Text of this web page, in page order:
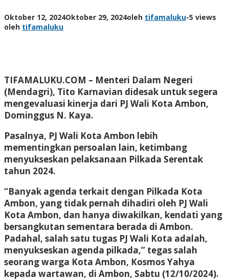
Oktober 12, 2024Oktober 29, 2024oleh tifamaluku-5 views
oleh tifamaluku
TIFAMALUKU.COM – Menteri Dalam Negeri
(Mendagri), Tito Karnavian didesak untuk segera
mengevaluasi kinerja dari PJ Wali Kota Ambon,
Dominggus N. Kaya.
Pasalnya, PJ Wali Kota Ambon lebih
mementingkan persoalan lain, ketimbang
menyukseskan pelaksanaan Pilkada Serentak
tahun 2024.
“Banyak agenda terkait dengan Pilkada Kota
Ambon, yang tidak pernah dihadiri oleh PJ Wali
Kota Ambon, dan hanya diwakilkan, kendati yang
bersangkutan sementara berada di Ambon.
Padahal, salah satu tugas PJ Wali Kota adalah,
menyukseskan agenda pilkada,” tegas salah
seorang warga Kota Ambon, Kosmos Yahya
kepada wartawan, di Ambon, Sabtu (12/10/2024).